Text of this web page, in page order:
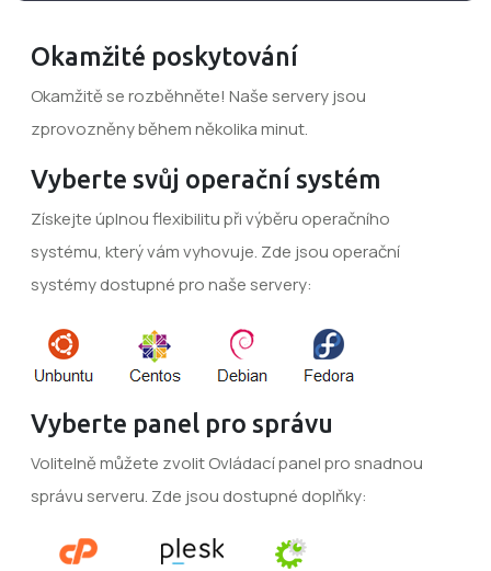
Okamžité poskytování
Okamžitě se rozběhněte! Naše servery jsou
zprovozněny během několika minut.
Vyberte svůj operační systém
Získejte úplnou flexibilitu při výběru operačního
systému, který vám vyhovuje. Zde jsou operační
systémy dostupné pro naše servery:
Vyberte panel pro správu
Volitelně můžete zvolit Ovládací panel pro snadnou
správu serveru. Zde jsou dostupné doplňky: